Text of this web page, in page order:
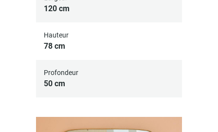
120 cm
Hauteur
78 cm
Profondeur
50 cm